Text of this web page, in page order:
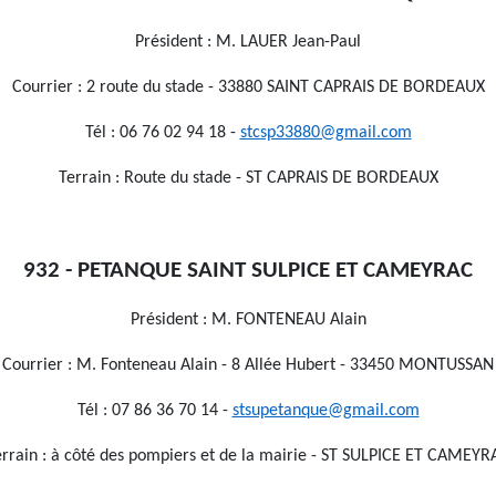
Président : M. LAUER Jean-Paul
Courrier : 2 route du stade - 33880 SAINT CAPRAIS DE BORDEAUX
Tél : 06 76 02 94 18 - stcsp33880@gmail.com
Terrain : Route du stade - ST CAPRAIS DE BORDEAUX
932 - PETANQUE SAINT SULPICE ET CAMEYRAC
Président : M. FONTENEAU Alain
Courrier : M. Fonteneau Alain - 8 Allée Hubert - 33450 MONTUSSAN
Tél : 07 86 36 70 14 - stsupetanque@gmail.com
: à côté des pompiers et de la mairie - ST SULPICE ET